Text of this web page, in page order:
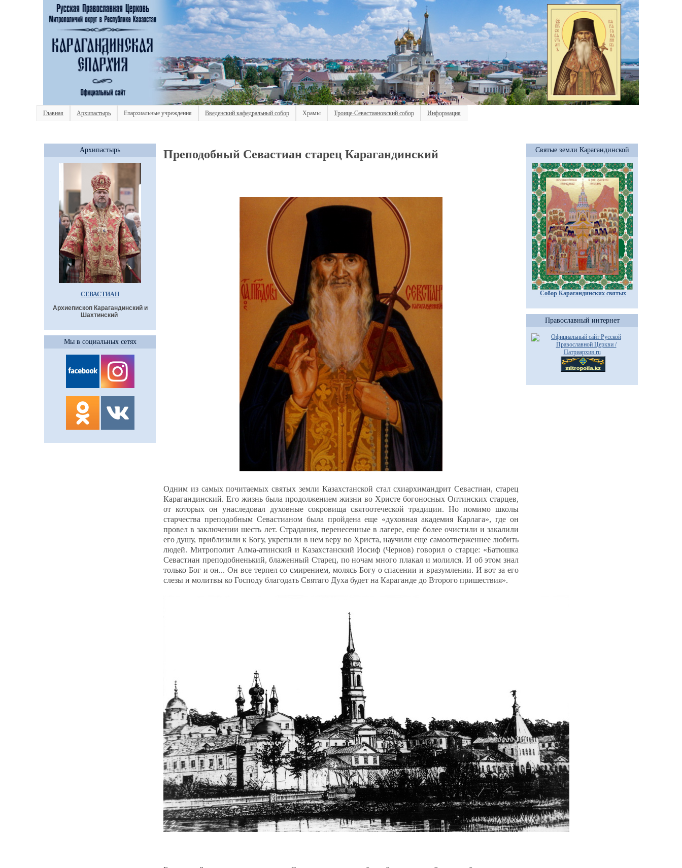
Главная Архипастырь Епархиальные учреждения Введенский кафедральный собор Храмы Троице-Севастиановский собор Информация
Архипастырь
СЕВАСТИАН
Архиепископ Карагандинский и
Шахтинский
Мы в социальных сетях
Преподобный Севастиан старец Карагандинский
Одним из самых почитаемых святых земли Казахстанской стал схиархимандрит Севастиан, старец
Карагандинский. Его жизнь была продолжением жизни во Христе богоносных Оптинских старцев,
от которых он унаследовал духовные сокровища святоотеческой традиции. Но помимо школы
старчества преподобным Севастианом была пройдена еще «духовная академия Карлага», где он
провел в заключении шесть лет. Страдания, перенесенные в лагере, еще более очистили и закалили
его душу, приблизили к Богу, укрепили в нем веру во Христа, научили еще самоотверженнее любить
людей. Митрополит Алма-атинский и Казахстанский Иосиф (Чернов) говорил о старце: «Батюшка
Севастиан преподобненький, блаженный Старец, по ночам много плакал и молился. И об этом знал
только Бог и он... Он все терпел со смирением, молясь Богу о спасении и вразумлении. И вот за его
слезы и молитвы ко Господу благодать Святаго Духа будет на Караганде до Второго пришествия».
Святые земли Карагандинской
Собор Карагандинских святых
Православный интернет